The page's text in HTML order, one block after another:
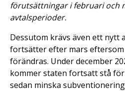
förutsättningar i februari och
avtalsperioder.
Dessutom krävs även ett nytt
fortsätter efter mars
förändras. Under december
kommer staten fortsatt stå
sedan minska